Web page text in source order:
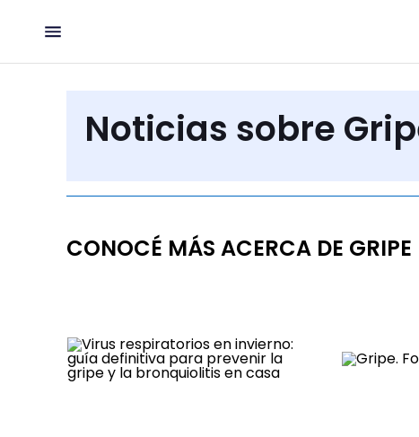
Noticias sobre
CONOCÉ MÁS ACERCA DE GRIPE